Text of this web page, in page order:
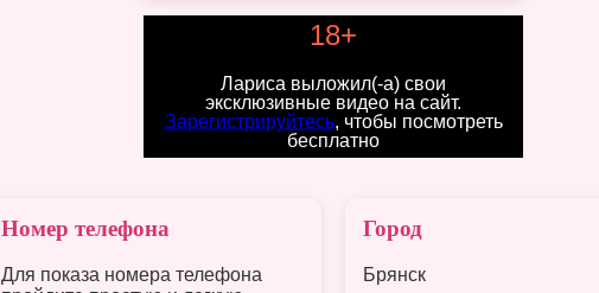
18+
Лариса выложил(-а) свои
эксклюзивные видео на сайт.
Зарегистрируйтесь, чтобы посмотреть
бесплатно
Номер телефона
Для показа номера телефона
Город
Брянск